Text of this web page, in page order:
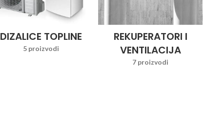
DIZALICE TOPLINE
5 proizvodi
REKUPERATORI I
VENTILACIJA
7 proizvodi